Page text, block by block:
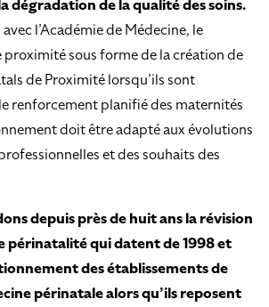
dégradation de la qualité des soins.
l’Académie de Médecine, le
proximité sous forme de la création de
de Proximité lorsqu’ils sont
renforcement planifié des maternités
doit être adapté aux évolutions
et des souhaits des
depuis près de huit ans la révision
périnatalité qui datent de 1998 et
des établissements de
périnatale alors qu’ils reposent